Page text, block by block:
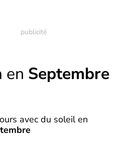
en Septembre
avec du soleil en